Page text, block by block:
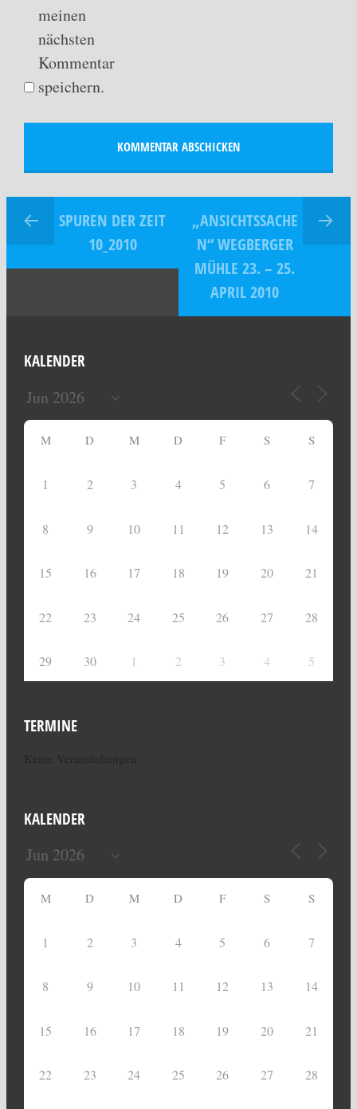
meinen
nächsten
Kommentar
speichern.
SPUREN DER ZEIT
10_2010
„ANSICHTSSACHE
N“ WEGBERGER
MÜHLE 23. – 25.
APRIL 2010
KALENDER
M D M D F S S
1 2 3 4 5 6 7
8 9 10 11 12 13 14
15 16 17 18 19 20 21
22 23 24 25 26 27 28
29 30 1 2 3 4 5
TERMINE
KALENDER
M D M D F S S
1 2 3 4 5 6 7
8 9 10 11 12 13 14
15 16 17 18 19 20 21
22 23 24 25 26 27 28